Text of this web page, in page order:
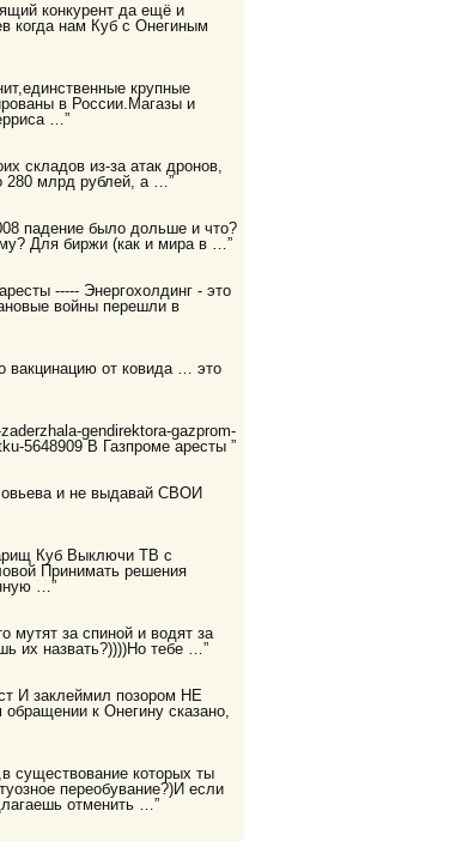
конкурент да ещё и
когда нам Куб с Онегиным
крупные
в России.Магазы и
…”
складов из-за атак дронов,
280 млрд рублей, а …”
падение было дольше и что?
Для биржи (как и мира в …”
----- Энергохолдинг - это
войны перешли в
вакцинацию от ковида … это
gendirektora-gazprom-
5648909 В Газпроме аресты ”
и не выдавай СВОИ
Куб Выключи ТВ с
Принимать решения
…”
мутят за спиной и водят за
их назвать?))))Но тебе …”
И заклеймил позором НЕ
к Онегину сказано,
существование которых ты
переобувание?)И если
отменить …”